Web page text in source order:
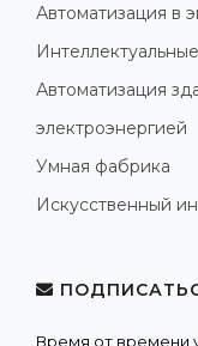
Автоматизация в
Автоматизация
электроэнергией
Умная фабрика
Искусственный
Время от времени